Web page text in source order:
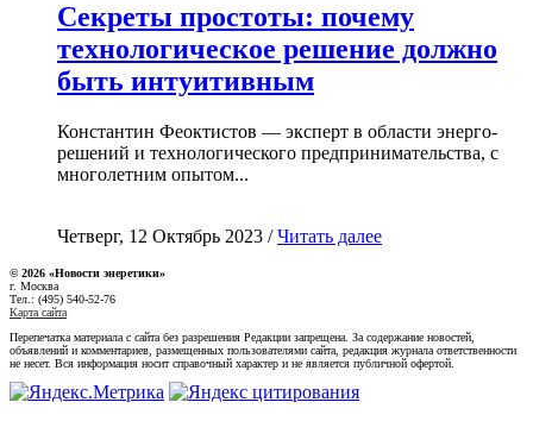
Секреты простоты: почему
технологическое решение должно
быть интуитивным
Константин Феоктистов — эксперт в области энерго-
решений и технологического предпринимательства, с
многолетним опытом...
Четверг, 12 Октябрь 2023 /Читать далее
© 2026 «Новости энеретики»
г. Москва
Тел.: (495) 540-52-76
Карта сайта
Перепечатка материала с сайта без разрешения Редакции запрещена. За содержание новостей,
объявлений и комментариев, размещенных пользователями сайта, редакция журнала ответственности
не несет. Вся информация носит справочный характер и не является публичной офертой.